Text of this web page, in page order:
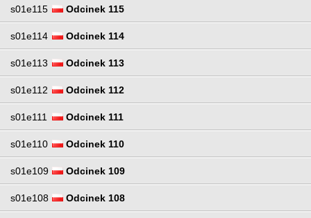
s01e115 Odcinek 115
s01e114 Odcinek 114
s01e113 Odcinek 113
s01e112 Odcinek 112
s01e111 Odcinek 111
s01e110 Odcinek 110
s01e109 Odcinek 109
s01e108 Odcinek 108